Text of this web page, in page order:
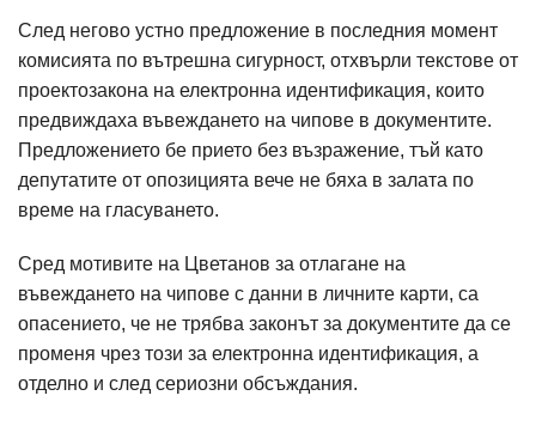
След негово устно предложение в последния момент
комисията по вътрешна сигурност, отхвърли текстове от
проектозакона на електронна идентификация, които
предвиждаха въвеждането на чипове в документите.
Предложението бе прието без възражение, тъй като
депутатите от опозицията вече не бяха в залата по
време на гласуването.
Сред мотивите на Цветанов за отлагане на
въвеждането на чипове с данни в личните карти, са
опасението, че не трябва законът за документите да се
променя чрез този за електронна идентификация, а
отделно и след сериозни обсъждания.